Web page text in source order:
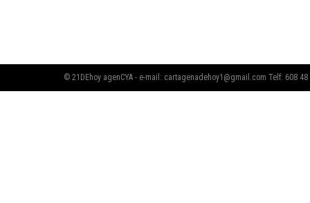
© 21DEhoy agenCYA - e-mail: cartagenadehoy1@gmail.com Telf: 608 48